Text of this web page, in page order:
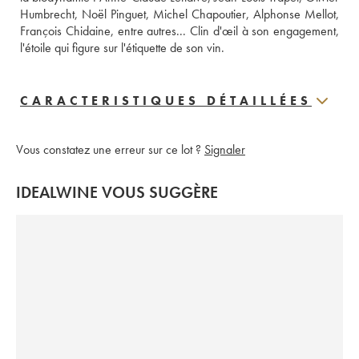
Humbrecht, Noël Pinguet, Michel Chapoutier, Alphonse Mellot,
François Chidaine, entre autres... Clin d'œil à son engagement,
l'étoile qui figure sur l'étiquette de son vin.
CARACTERISTIQUES DÉTAILLÉES
Vous constatez une erreur sur ce lot ? Signaler
IDEALWINE VOUS SUGGÈRE